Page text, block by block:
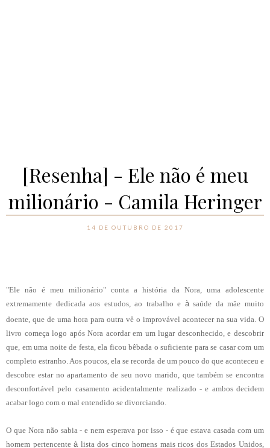
[Resenha] - Ele não é meu
milionário - Camila Heringer
14 DE OUTUBRO DE 2017
"Ele não é meu milionário" conta a história da Nora, uma adolescente
extremamente dedicada aos estudos, ao trabalho e à saúde da mãe muito
doente, que de uma hora para outra vê o improvável acontecer na sua vida. O
livro começa logo após Nora acordar em um lugar desconhecido, e descobrir
que, em uma noite de festa, ela ficou bêbada o suficiente para se casar com um
completo estranho. Aos poucos, ela se recorda de um pouco do que aconteceu e
descobre estar no apartamento de seu novo marido, que também se encontra
desconfortável pelo casamento acidentalmente realizado - e ambos decidem
acabar logo com o mal entendido se divorciando.
O que Nora não sabia - e nem esperava por isso - é que estava casada com um
homem pertencenteàlista dos cinco homens mais ricos dos Estados Unidos,